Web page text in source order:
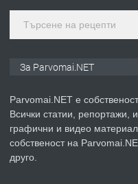
ПРЕДЛАГА
За Parvomai.NET
Parvomai.NET е
Всички статии, репортажи,
графични и видео
собственост на
друго.